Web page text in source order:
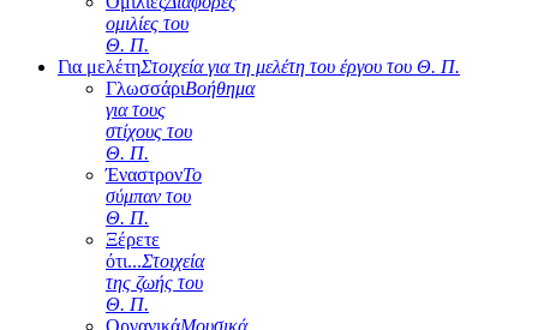
ομιλίες του
Θ. Π.
Για μελέτηΣτοιχεία για τη μελέτη του έργου του Θ. Π.
ΓλωσσάριΒοήθημα
για τους
στίχους του
Θ. Π.
ΈναστρονΤο
σύμπαν του
Θ. Π.
Ξέρετε
ότι...Στοιχεία
της ζωής του
Θ. Π.